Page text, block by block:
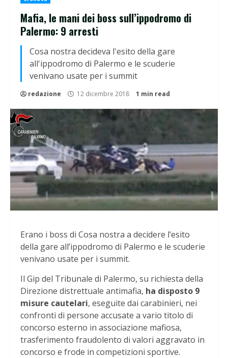
Mafia, le mani dei boss sull’ippodromo di
Palermo: 9 arresti
Cosa nostra decideva l'esito della gare
all'ippodromo di Palermo e le scuderie
venivano usate per i summit
redazione 12 dicembre 2018 1 min read
Erano i boss di Cosa nostra a decidere l’esito
della gare all’ippodromo di Palermo e le scuderie
venivano usate per i summit.
Il Gip del Tribunale di Palermo, su richiesta della
Direzione distrettuale antimafia, ha disposto 9
misure cautelari, eseguite dai carabinieri, nei
confronti di persone accusate a vario titolo di
concorso esterno in associazione mafiosa,
trasferimento fraudolento di valori aggravato in
concorso e frode in competizioni sportive.